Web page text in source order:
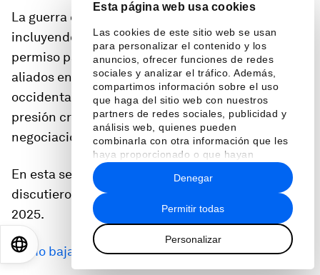
Esta página web usa cookies
Las cookies de este sitio web se usan
para personalizar el contenido y los
anuncios, ofrecer funciones de redes
sociales y analizar el tráfico. Además,
compartimos información sobre el uso
que haga del sitio web con nuestros
partners de redes sociales, publicidad y
análisis web, quienes pueden
combinarla con otra información que les
haya proporcionado o que hayan
recopilado a partir del uso que haya
hecho de sus servicios.
Permitir todas
Personalizar
Denegar
La guerra contra Ucrania ha tomado nuevos giros,
incluyendo la ofensiva sorpresiva en Kursk y el
permiso para usar armas suministradas por
aliados en territorio ruso. Sin embargo, el apoyo
occidental a Ucrania sigue enfrentando una
presión creciente, acelerando la posibilidad de
negociaciones para un acuerdo de paz.
En esta sesión, los líderes de toda Europa
discutieron qué depara el futuro para Ucrania en
2025.
Cómo bajar la temperatura en Oriente Medio
EN